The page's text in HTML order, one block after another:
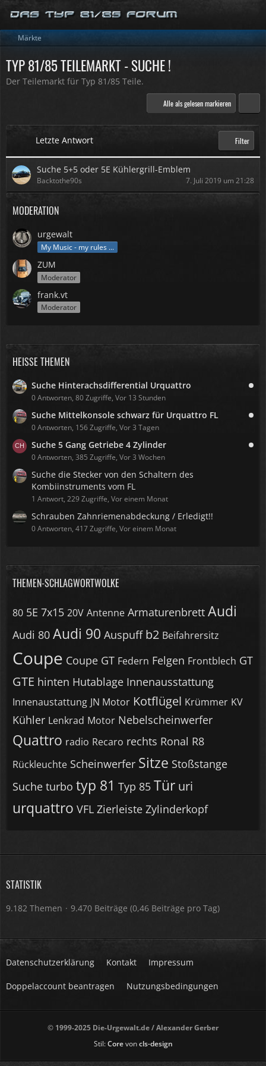
Märkte
TYP 81/85 TEILEMARKT - SUCHE !
Der Teilemarkt für Typ 81/85 Teile.
Alle als gelesen markieren
Letzte Antwort Filter
Suche 5+5 oder 5E Kühlergrill-Emblem
Backtothe90s 7. Juli 2019 um 21:28
MODERATION
urgewalt
My Music - my rules ...
ZUM
Moderator
frank.vt
Moderator
HEISSE THEMEN
Suche Hinterachsdifferential Urquattro
0 Antworten, 80 Zugriffe, Vor 13 Stunden
Suche Mittelkonsole schwarz für Urquattro FL
0 Antworten, 156 Zugriffe, Vor 3 Tagen
Suche 5 Gang Getriebe 4 Zylinder
0 Antworten, 385 Zugriffe, Vor 3 Wochen
Suche die Stecker von den Schaltern des
Kombiinstruments vom FL
1 Antwort, 229 Zugriffe, Vor einem Monat
Schrauben Zahnriemenabdeckung / Erledigt!!
0 Antworten, 417 Zugriffe, Vor einem Monat
THEMEN-SCHLAGWORTWOLKE
80 5E 7x15 20V Antenne Armaturenbrett Audi
Audi 80 Audi 90 Auspuff b2 Beifahrersitz
Coupe Coupe GT Federn Felgen Frontblech GT
GTE hinten Hutablage Innenausstattung
Innenaustattung JN Motor Kotflügel Krümmer KV
Kühler Lenkrad Motor Nebelscheinwerfer
Quattro radio Recaro rechts Ronal R8
Rückleuchte Scheinwerfer Sitze Stoßstange
Suche turbo typ 81 Typ 85 Tür uri
urquattro VFL Zierleiste Zylinderkopf
STATISTIK
9.182 Themen 9.470 Beiträge (0,46 Beiträge pro Tag)
Datenschutzerklärung Kontakt Impressum
Doppelaccount beantragen Nutzungsbedingungen
© 1999-2025 Die-Urgewalt.de / Alexander Gerber
Stil:Corevoncls-design